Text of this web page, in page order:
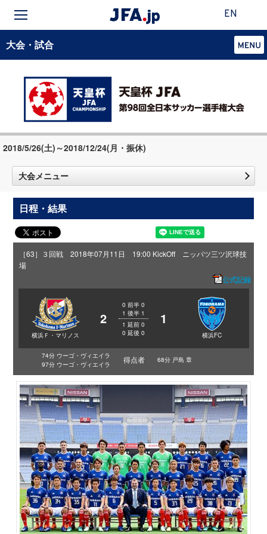
EN
大会・試合
2018/5/26(土)～2018/12/24(月・振休)
大会メニュー
日程・結果
［63］３回戦 2018年07月11日 19:00 KickOff ニッパツ三ツ沢球技
場
公式記録
横浜Ｆ・マリノス
2
0 前半 0
1 後半 1
1 延前 0
0 延後 0
1
横浜FC
74分 ウーゴ・ヴィエイラ
97分 ウーゴ・ヴィエイラ
得点者 68分 戸島 章